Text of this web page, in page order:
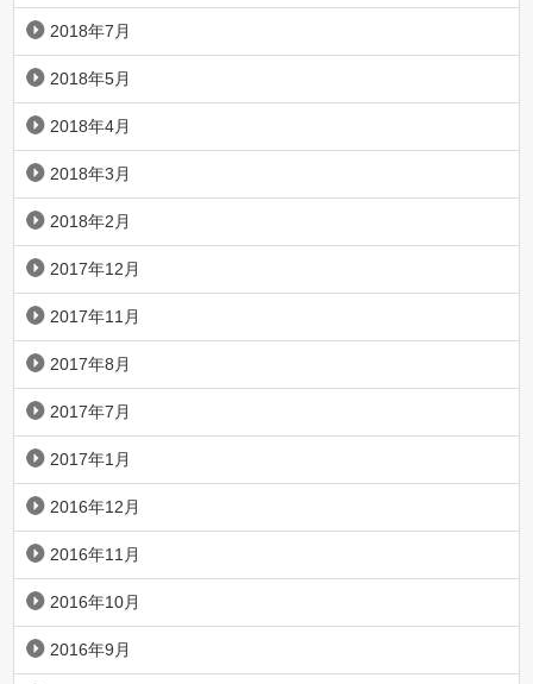
2018年7月
2018年5月
2018年4月
2018年3月
2018年2月
2017年12月
2017年11月
2017年8月
2017年7月
2017年1月
2016年12月
2016年11月
2016年10月
2016年9月